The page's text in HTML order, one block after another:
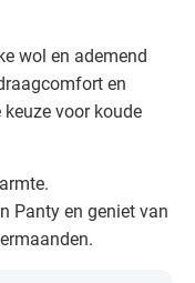
wol en ademend
en
voor koude
Panty en geniet van